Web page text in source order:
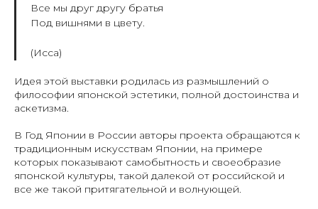
Все мы друг другу братья
Под вишнями в цвету.
(Исса)
Идея этой выставки родилась из размышлений о
философии японской эстетики, полной достоинства и
аскетизма.
В Год Японии в России авторы проекта обращаются к
традиционным искусствам Японии, на примере
которых показывают самобытность и своеобразие
японской культуры, такой далекой от российской и
все же такой притягательной и волнующей.